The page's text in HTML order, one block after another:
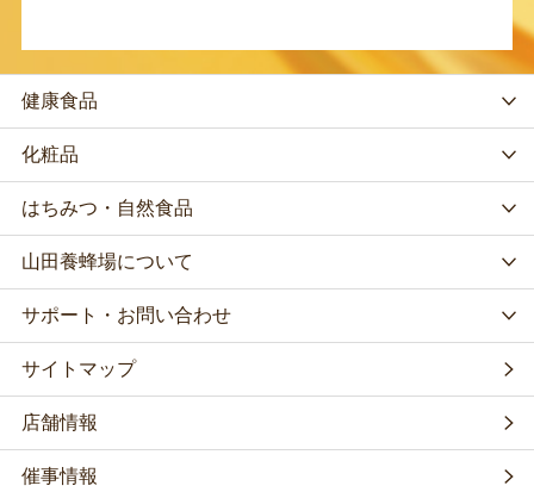
健康食品
化粧品
はちみつ・自然食品
山田養蜂場について
サポート・お問い合わせ
サイトマップ
店舗情報
催事情報